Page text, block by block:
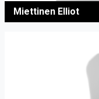
Miettinen Elliot